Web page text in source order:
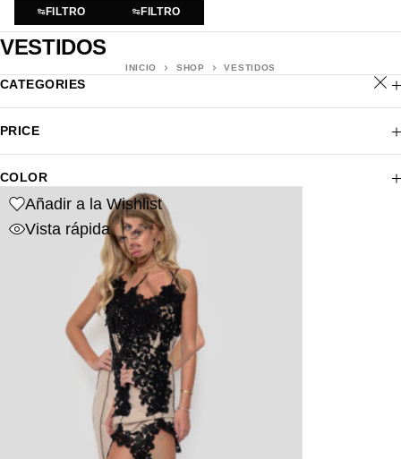
FILTRO FILTRO
VESTIDOS
INICIO SHOP VESTIDOS
CATEGORIES
PRICE
COLOR
Añadir a la Wishlist
Vista rápida